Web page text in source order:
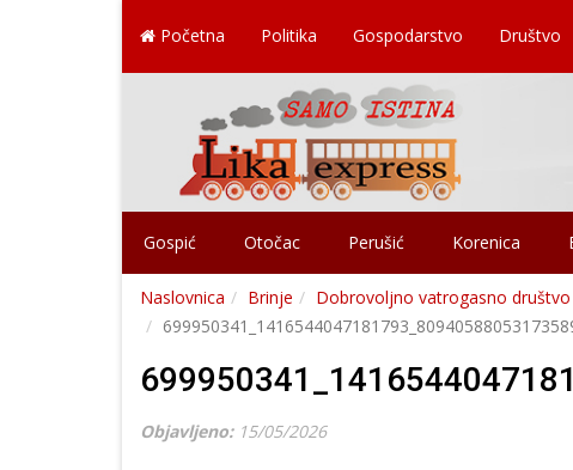
Početna Politika Gospodarstvo Društvo
Gospić Otočac Perušić Korenica
Naslovnica Brinje
Dobrovoljno vatrogasno
Objavljeno: 15/05/2026